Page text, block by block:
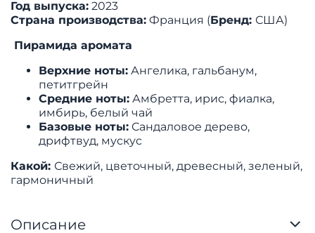
Год выпуска: 2023
Страна производства: Франция (Бренд: США)
Пирамида аромата
Верхние ноты: Ангелика, гальбанум,
петитгрейн
Средние ноты: Амбретта, ирис, фиалка,
имбирь, белый чай
Базовые ноты: Сандаловое дерево,
дрифтвуд, мускус
Какой: Свежий, цветочный, древесный, зеленый,
гармоничный
Описание